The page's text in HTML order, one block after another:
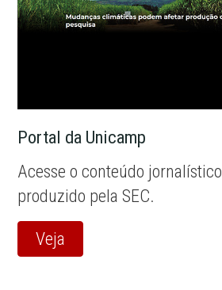
Portal da Unicamp
Acesse o conteúdo jornalístico
produzido pela SEC.
Veja